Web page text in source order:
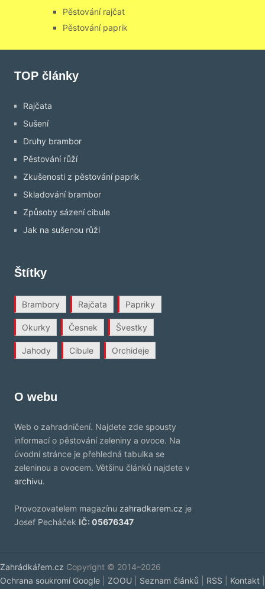
Pěstování rajčat
Pěstování paprik
TOP články
Rajčata
Sušení
Druhy brambor
Pěstování růží
Zkušenosti z pěstování paprik
Skladování brambor
Způsoby sázení cibule
Jak na sušenou růži
Štítky
Brambory Rajčata Papriky
Okurky Česnek Švestky
Jahody Cibule Orchideje
O webu
Web o zahradničení. Najdete zde spousty
informací o pěstování zeleniny a ovoce. Na
úvodní stránce je přehledná tabulka se
zeleninou a ovocem. Většinu článků najdete v
archivu.
Provozovatelem magazínu zahradkarem.cz je
Josef Pecháček IČ: 05676347
Zahrádkářem.cz Copyright © 2014–2026
Ochrana soukromí Google
ZOOU Seznam článků RSS Kontakt